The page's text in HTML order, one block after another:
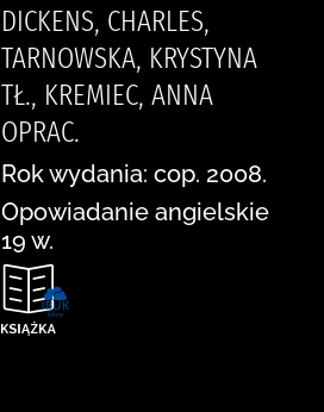
DICKENS, CHARLES,
TARNOWSKA, KRYSTYNA
TŁ., KREMIEC, ANNA
OPRAC.
Rok wydania: cop. 2008.
Opowiadanie angielskie
19 w.